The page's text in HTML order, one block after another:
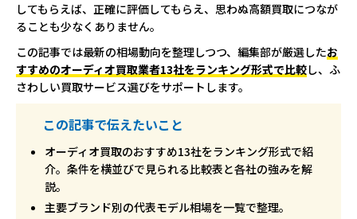
してもらえば、正確に評価してもらえ、思わぬ高額買取につなが
ることも少なくありません。
この記事では最新の相場動向を整理しつつ、編集部が厳選したお
すすめのオーディオ買取業者13社をランキング形式で比較し、ふ
さわしい買取サービス選びをサポートします。
この記事で伝えたいこと
オーディオ買取のおすすめ13社をランキング形式で紹
介。条件を横並びで見られる比較表と各社の強みを解
説。
主要ブランド別の代表モデル相場を一覧で整理。